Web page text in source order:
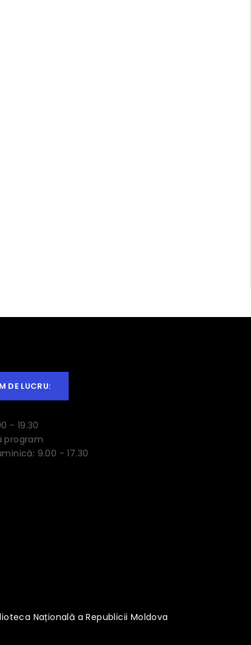
DE LUCRU:
- 19.30
program
9.00 - 17.30
Națională a Republicii Moldova